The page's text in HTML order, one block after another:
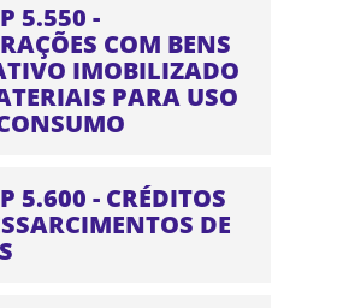
5.550 -
COM BENS
IMOBILIZADO
PARA USO
5.600 - CRÉDITOS
DE